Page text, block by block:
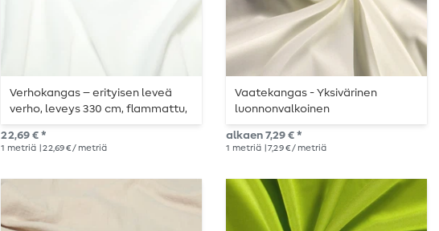
Verhokangas – erityisen leveä
verho, leveys 330 cm, flammattu,
valkoinen
22,69 € *
1 metriä | 22,69 € / metriä
Vaatekangas - Yksivärinen
luonnonvalkoinen
alkaen 7,29 € *
1 metriä | 7,29 € / metriä